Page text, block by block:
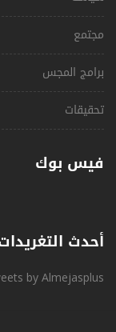
مجتمع
برامج المجس
تحقيقات
فيس بوك
أحدث
by Almejasplus